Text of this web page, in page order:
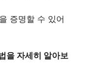
증명할 수 있어
을 자세히 알아보